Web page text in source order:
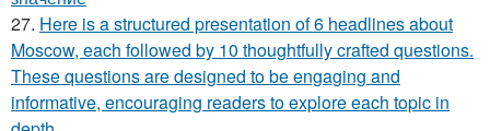
27. Here is a structured presentation of 6 headlines about
Moscow, each followed by 10 thoughtfully crafted questions.
These questions are designed to be engaging and
informative, encouraging readers to explore each topic in